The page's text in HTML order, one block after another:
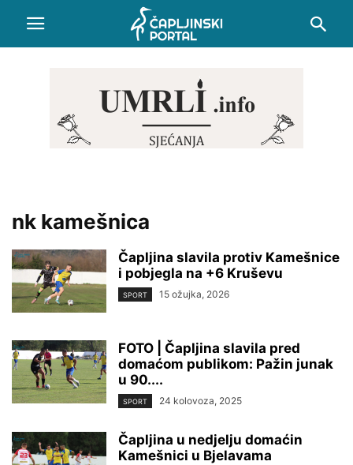
nk kamešnica
Čapljina slavila protiv Kamešnice
i pobjegla na +6 Kruševu
SPORT 15 ožujka, 2026
FOTO | Čapljina slavila pred
domaćom publikom: Pažin junak
u 90....
SPORT 24 kolovoza, 2025
Čapljina u nedjelju domaćin
Kamešnici u Bjelavama